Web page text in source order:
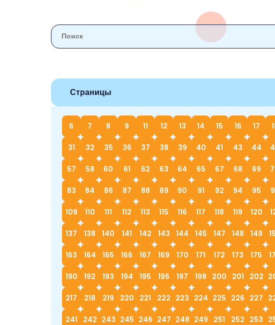
Страницы
6 7 8 9 11 12 13 14 15 16 17
31 32 35 36 37 38 39 40 41 43 44
57 58 60 61 62 63 64 65 67 68 69
83 84 86 87 88 89 90 91 92 94 95
109 110 111 112 113 115 116 117 118 119 120
137 138 140 141 142 143 144 145 147 148 149
163 164 165 166 167 169 170 171 172 173 175
190 192 193 194 195 196 197 198 200 201 202
217 218 219 220 221 222 223 224 225 226 227
241 242 243 245 246 247 248 249 251 252 253